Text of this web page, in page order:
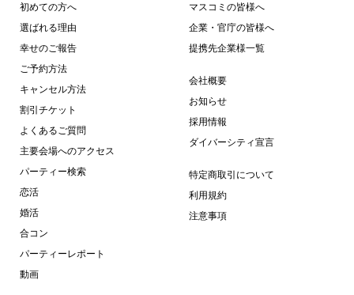
初めての方へ
選ばれる理由
幸せのご報告
ご予約方法
キャンセル方法
割引チケット
よくあるご質問
主要会場へのアクセス
パーティー検索
恋活
婚活
合コン
パーティーレポート
動画
マスコミの皆様へ
企業・官庁の皆様へ
提携先企業様一覧
会社概要
お知らせ
採用情報
ダイバーシティ宣言
特定商取引について
利用規約
注意事項